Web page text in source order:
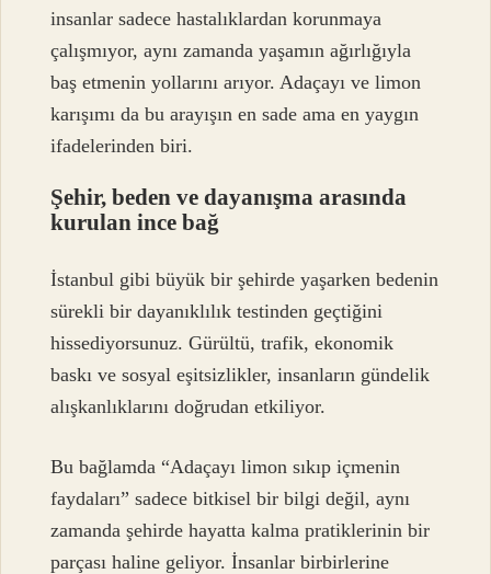
insanlar sadece hastalıklardan korunmaya
çalışmıyor, aynı zamanda yaşamın ağırlığıyla
baş etmenin yollarını arıyor. Adaçayı ve limon
karışımı da bu arayışın en sade ama en yaygın
ifadelerinden biri.
Şehir, beden ve dayanışma arasında
kurulan ince bağ
İstanbul gibi büyük bir şehirde yaşarken bedenin
sürekli bir dayanıklılık testinden geçtiğini
hissediyorsunuz. Gürültü, trafik, ekonomik
baskı ve sosyal eşitsizlikler, insanların gündelik
alışkanlıklarını doğrudan etkiliyor.
Bu bağlamda “Adaçayı limon sıkıp içmenin
faydaları” sadece bitkisel bir bilgi değil, aynı
zamanda şehirde hayatta kalma pratiklerinin bir
parçası haline geliyor. İnsanlar birbirlerine